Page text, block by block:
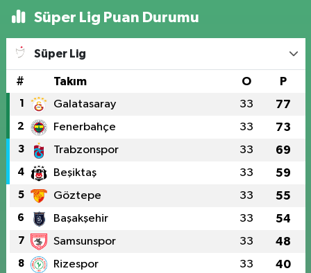
Süper Lig Puan Durumu
Süper Lig
# Takım O P
1 Galatasaray 33 77
2 Fenerbahçe 33 73
3 Trabzonspor 33 69
4 Beşiktaş 33 59
5 Göztepe 33 55
6 Başakşehir 33 54
7 Samsunspor 33 48
8 Rizespor 33 40